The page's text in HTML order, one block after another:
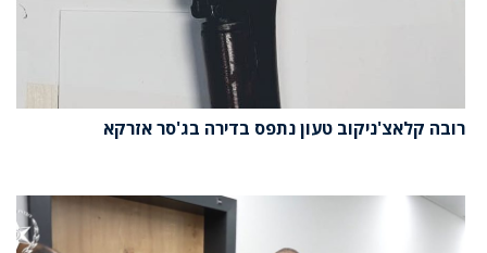
רובה קלאצ'ניקוב טעון נתפס בדירה בג'סר אזרקא